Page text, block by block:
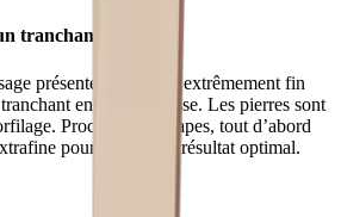
tranchant plus fin
présentent un grain extrêmement fin
encore plus lisse. Les pierres sont
Procédez par étapes, tout d’abord
pour obtenir un résultat optimal.